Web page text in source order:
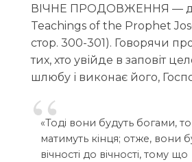
ВІЧНЕ ПРОДОВЖЕННЯ —
Teachings of the Prophet
стор. 300-301). Говорячи
тих, хто увійде в заповіт
шлюбу і виконає його,
«Тоді вони будуть богами,
матимуть кінця; отже, вони
вічності до вічності, тому що